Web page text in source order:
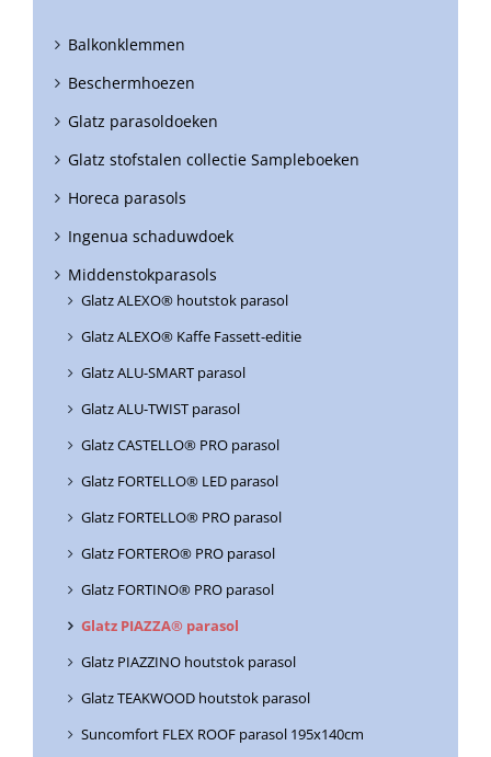
Balkonklemmen
Beschermhoezen
Glatz parasoldoeken
Glatz stofstalen collectie Sampleboeken
Horeca parasols
Ingenua schaduwdoek
Middenstokparasols
Glatz ALEXO® houtstok parasol
Glatz ALEXO® Kaffe Fassett-editie
Glatz ALU-SMART parasol
Glatz ALU-TWIST parasol
Glatz CASTELLO® PRO parasol
Glatz FORTELLO® LED parasol
Glatz FORTELLO® PRO parasol
Glatz FORTERO® PRO parasol
Glatz FORTINO® PRO parasol
Glatz PIAZZA® parasol
Glatz PIAZZINO houtstok parasol
Glatz TEAKWOOD houtstok parasol
Suncomfort FLEX ROOF parasol 195x140cm